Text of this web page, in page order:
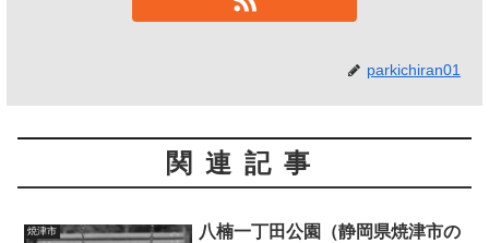
parkichiran01
関連記事
焼津市
八楠一丁田公園（静岡県焼津市の